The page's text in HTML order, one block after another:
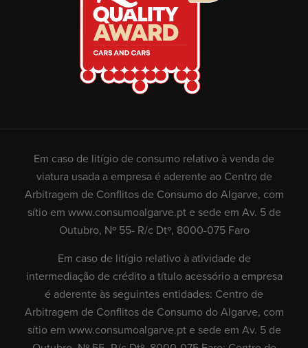
Em caso de litígio de consumo relativo à venda de
viatura usada a empresa é aderente ao Centro de
Arbitragem de Conflitos de Consumo do Algarve, com
sítio em www.consumoalgarve.pte sede em Av. 5 de
Outubro, Nº 55- R/c Dtº, 8000-075 Faro
Em caso de litígio relativo à atividade de
intermediação de crédito a título acessório a empresa
é aderente às seguintes entidades: Centro de
Arbitragem de Conflitos de Consumo do Algarve, com
sítio em www.consumoalgarve.pte sede em Av. 5 de